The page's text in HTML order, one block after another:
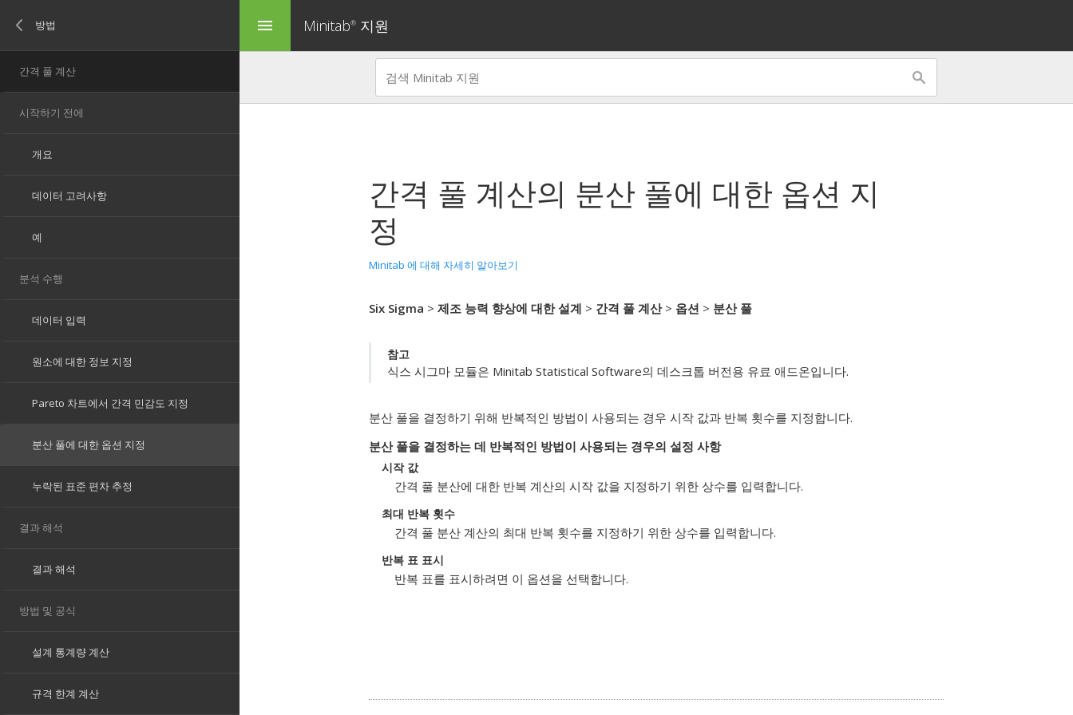
menu Minitab® 지원
간격 풀 계산의 분산 풀에 대한 옵션 지
정
Minitab 에 대해 자세히 알아보기
Six Sigma > 제조 능력 향상에 대한 설계 > 간격 풀 계산> 옵션 > 분산 풀
참고
식스 시그마 모듈은 Minitab Statistical Software의 데스크톱 버전용 유료 애드온입니다.
분산 풀을 결정하기 위해 반복적인 방법이 사용되는 경우 시작 값과 반복 횟수를 지정합니다.
분산 풀을 결정하는 데 반복적인 방법이 사용되는 경우의 설정 사항
시작 값
간격 풀 분산에 대한 반복 계산의 시작 값을 지정하기 위한 상수를 입력합니다.
최대 반복 횟수
간격 풀 분산 계산의 최대 반복 횟수를 지정하기 위한 상수를 입력합니다.
반복 표 표시
반복 표를 표시하려면 이 옵션을 선택합니다.